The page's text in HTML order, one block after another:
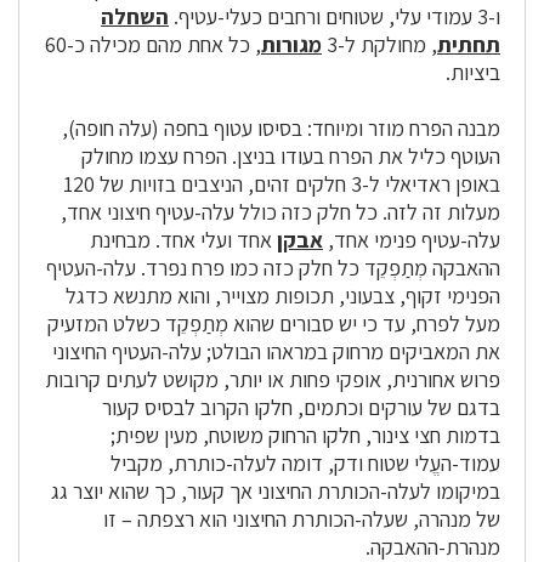
ו-3 עמודי עלי, שטוחים ורחבים כעלי-עטיף.
השחלה
תחתית, מחולקת ל-3 מגורות
, כל אחת מהם מכילה כ-60
ביציות.
מבנה הפרח מוזר ומיוחד: בסיסו עטוף בחפה (עלה חופה),
העוטף כליל את הפרח בעודו בניצן. הפרח עצמו מחולק
באופן ראדיאלי ל-3 חלקים זהים, הניצבים בזויות של 120
מעלות זה לזה. כל חלק כזה כולל עלה-עטיף חיצוני אחד,
עלה-עטיף פנימי אחד, אבקןאחד ועלי אחד. מבחינת
ההאבקה מְתַפְקֵד כל חלק כזה כמו פרח נפרד. עלה-העטיף
הפנימי זקוף, צבעוני, תכופות מצוייר, והוא מתנשא כדגל
מעל לפרח, עד כי יש סבורים שהוא מְתַפְקֵד כשלט המזעיק
את המאביקים מרחוק במראהו הבולט; עלה-העטיף החיצוני
פרוש אחורנית, אופקי פחות או יותר, מקושט לעתים קרובות
בדגם של עורקים וכתמים, חלקו הקרוב לבסיס קעור
בדמות חצי צינור, חלקו הרחוק משוטח, מעין שפית;
עמוד-העֱלי שטוח ודק, דומה לעלה-כותרת, מקביל
במיקומו לעלה-הכותרת החיצוני אך קעור, כך שהוא יוצר גג
של מנהרה, שעלה-הכותרת החיצוני הוא רצפתה – זו
מנהרת-ההאבקה.